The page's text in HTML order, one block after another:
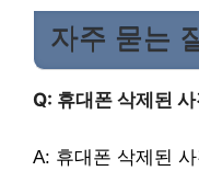
자주 묻는
Q: 휴대폰 삭제된
A: 휴대폰 삭제된